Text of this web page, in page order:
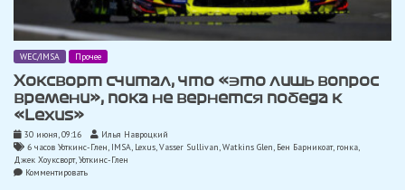
WEC/IMSA Прочее
Хоксворт считал, что «это лишь вопрос
времени», пока не вернется победа к
«Lexus»
30 июня, 09:16
Илья Навроцкий
6 часов Уоткинс-Глен, IMSA, Lexus,Vasser Sullivan,Watkins Glen, Бен Барникоат, гонка
Джек Хоуксворт,Уоткинс-Глен
Комментироватьon